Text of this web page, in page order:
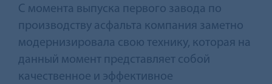
С момента выпуска первого завода по
производству асфальта компания заметно
модернизировала свою технику, которая на
данный момент представляет собой
качественное и эффективное